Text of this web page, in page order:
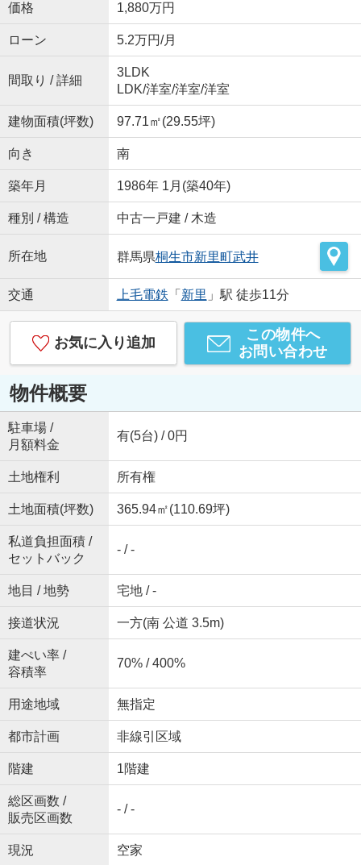
価格 1,880万円
ローン 5.2万円/月
間取り / 詳細
3LDK
LDK/洋室/洋室/洋室
建物面積(坪数) 97.71㎡(29.55坪)
向き 南
築年月 1986年 1月(築40年)
種別 / 構造 中古一戸建 / 木造
所在地 群馬県桐生市新里町武井
交通 上毛電鉄 「 新里 」駅 徒歩11分
お気に入り追加
この物件へ
お問い合わせ
物件概要
駐車場 /
月額料金
有(5台) / 0円
土地権利 所有権
土地面積(坪数) 365.94㎡(110.69坪)
私道負担面積 /
セットバック
- / -
地目 / 地勢 宅地 / -
接道状況 一方(南 公道 3.5m)
建ぺい率 /
容積率
70% / 400%
用途地域 無指定
都市計画 非線引区域
階建 1階建
総区画数 /
販売区画数
- / -
現況 空家